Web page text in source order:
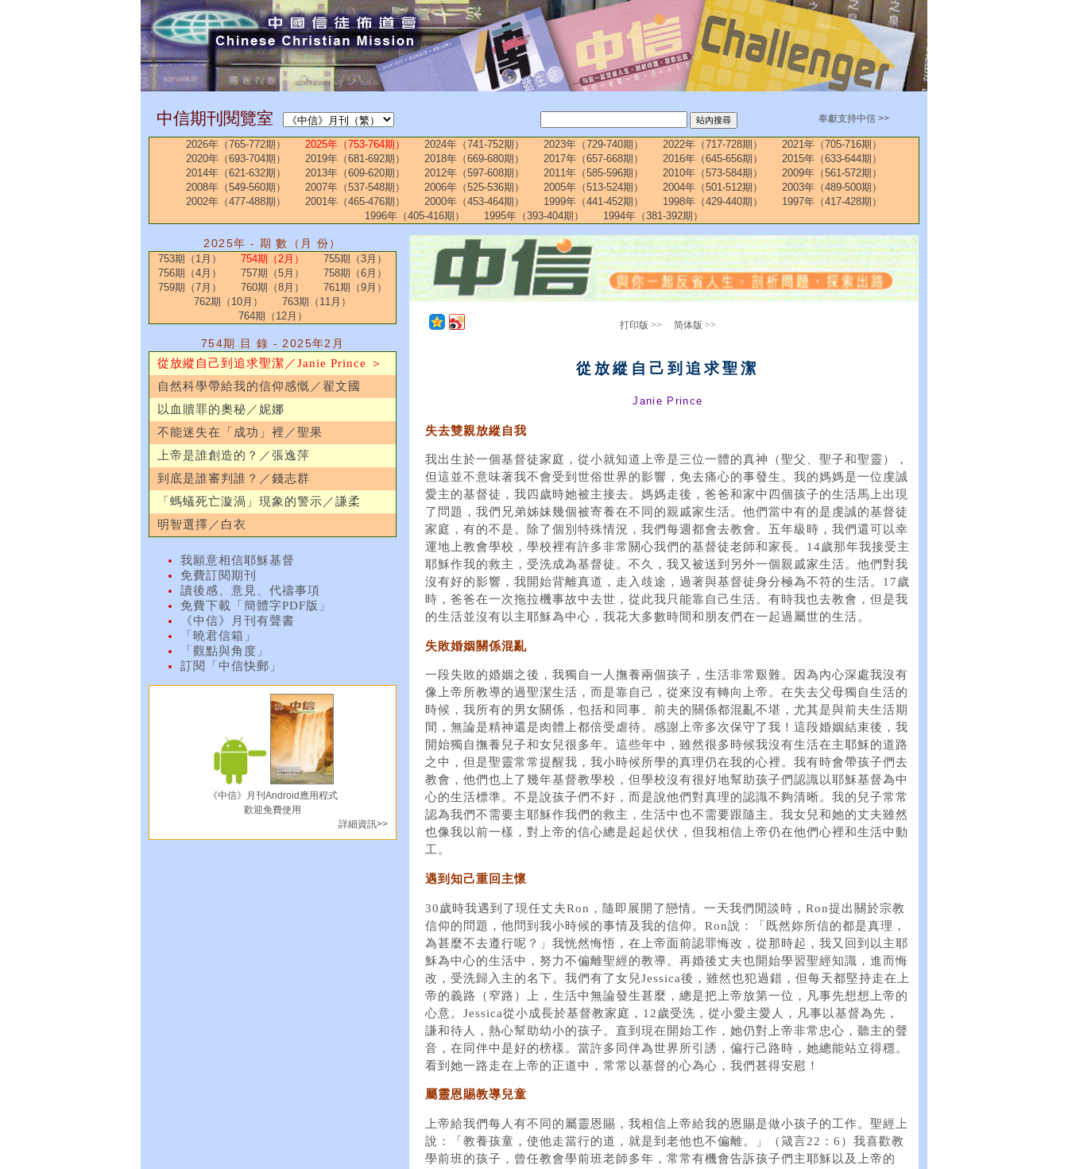
中信期刊閱覽室 奉獻支持中信 >>
2026年（765-772期） 2025年（753-764期） 2024年（741-752期） 2023年（729-740期） 2022年（717-728期）
2021年（705-716期）
2020年（693-704期）
2019年（681-692期） 2018年（669-680期） 2017年（657-668期） 2016年（645-656期）
2015年（633-644期）
2014年（621-632期）
2013年（609-620期） 2012年（597-608期） 2011年（585-596期） 2010年（573-584期）
2009年（561-572期）
2008年（549-560期）
2007年（537-548期） 2006年（525-536期） 2005年（513-524期） 2004年（501-512期）
2003年（489-500期）
2002年（477-488期）
2001年（465-476期） 2000年（453-464期） 1999年（441-452期） 1998年（429-440期）
1997年（417-428期）
1996年（405-416期）
1995年（393-404期） 1994年（381-392期）
2025年 - 期 數（月 份）
753期（1月） 754期（2月）
755期（3月）
756期（4月）
757期（5月）
758期（6月）
759期（7月）
760期（8月）
761期（9月）
762期（10月）
763期（11月）
764期（12月）
754期 目 錄 - 2025年2月
從放縱自己到追求聖潔／Janie Prince ＞
自然科學帶給我的信仰感慨／翟文國
以血贖罪的奧秘／妮娜
不能迷失在「成功」裡／聖果
上帝是誰創造的？／張逸萍
到底是誰審判誰？／錢志群
「螞蟻死亡漩渦」現象的警示／謙柔
明智選擇／白衣
我願意相信耶穌基督
免費訂閱期刊
讀後感、意見、代禱事項
免費下載「簡體字PDF版」
《中信》月刊有聲書
「曉君信箱」
「觀點與角度」
訂閱「中信快郵」
《中信》月刊Android應用程式
歡迎免費使用
詳細資訊>>
打印版 >> 简体版 >>
從放縱自己到追求聖潔
Janie Prince
失去雙親放縱自我
我出生於一個基督徒家庭，從小就知道上帝是三位一體的真神（聖父、聖子和聖靈），
但這並不意味著我不會受到世俗世界的影響，免去痛心的事發生。我的媽媽是一位虔誠
愛主的基督徒，我四歲時她被主接去。媽媽走後，爸爸和家中四個孩子的生活馬上出現
了問題，我們兄弟姊妹幾個被寄養在不同的親戚家生活。他們當中有的是虔誠的基督徒
家庭，有的不是。除了個別特殊情況，我們每週都會去教會。五年級時，我們還可以幸
運地上教會學校，學校裡有許多非常關心我們的基督徒老師和家長。14歲那年我接受主
耶穌作我的救主，受洗成為基督徒。不久，我又被送到另外一個親戚家生活。他們對我
沒有好的影響，我開始背離真道，走入歧途，過著與基督徒身分極為不符的生活。17歲
時，爸爸在一次拖拉機事故中去世，從此我只能靠自己生活。有時我也去教會，但是我
的生活並沒有以主耶穌為中心，我花大多數時間和朋友們在一起過屬世的生活。
失敗婚姻關係混亂
一段失敗的婚姻之後，我獨自一人撫養兩個孩子，生活非常艱難。因為內心深處我沒有
像上帝所教導的過聖潔生活，而是靠自己，從來沒有轉向上帝。在失去父母獨自生活的
時候，我所有的男女關係，包括和同事、前夫的關係都混亂不堪，尤其是與前夫生活期
間，無論是精神還是肉體上都倍受虐待。感謝上帝多次保守了我！這段婚姻結束後，我
開始獨自撫養兒子和女兒很多年。這些年中，雖然很多時候我沒有生活在主耶穌的道路
之中，但是聖靈常常提醒我，我小時候所學的真理仍在我的心裡。我有時會帶孩子們去
教會，他們也上了幾年基督教學校，但學校沒有很好地幫助孩子們認識以耶穌基督為中
心的生活標準。不是說孩子們不好，而是說他們對真理的認識不夠清晰。我的兒子常常
認為我們不需要主耶穌作我們的救主，生活中也不需要跟隨主。我女兒和她的丈夫雖然
也像我以前一樣，對上帝的信心總是起起伏伏，但我相信上帝仍在他們心裡和生活中動
工。
遇到知己重回主懷
30歲時我遇到了現任丈夫Ron，隨即展開了戀情。一天我們閒談時，Ron提出關於宗教
信仰的問題，他問到我小時候的事情及我的信仰。Ron說：「既然妳所信的都是真理，
為甚麼不去遵行呢？」我恍然悔悟，在上帝面前認罪悔改，從那時起，我又回到以主耶
穌為中心的生活中，努力不偏離聖經的教導。再婚後丈夫也開始學習聖經知識，進而悔
改，受洗歸入主的名下。我們有了女兒Jessica後，雖然也犯過錯，但每天都堅持走在上
帝的義路（窄路）上，生活中無論發生甚麼，總是把上帝放第一位，凡事先想想上帝的
心意。Jessica從小成長於基督教家庭，12歲受洗，從小愛主愛人，凡事以基督為先，
謙和待人，熱心幫助幼小的孩子。直到現在開始工作，她仍對上帝非常忠心，聽主的聲
音，在同伴中是好的榜樣。當許多同伴為世界所引誘，偏行己路時，她總能站立得穩。
看到她一路走在上帝的正道中，常常以基督的心為心，我們甚得安慰！
屬靈恩賜教導兒童
上帝給我們每人有不同的屬靈恩賜，我相信上帝給我的恩賜是做小孩子的工作。聖經上
說：「教養孩童，使他走當行的道，就是到老他也不偏離。」（箴言22：6）我喜歡教
學前班的孩子，曾任教會學前班老師多年，常常有機會告訴孩子們主耶穌以及上帝的